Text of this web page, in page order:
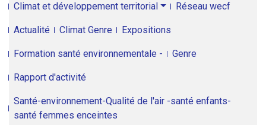
Climat et développement territorial Réseau wecf
Actualité Climat Genre Expositions
Formation santé environnementale - Genre
Rapport d'activité
Santé-environnement-Qualité de l'air -santé enfants-
santé femmes enceintes